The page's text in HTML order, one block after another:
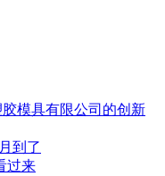
胶模具有限公司的创新
到了
过来